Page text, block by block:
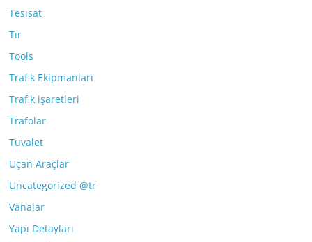
Tesisat
Tır
Tools
Trafik Ekipmanları
Trafik işaretleri
Trafolar
Tuvalet
Uçan Araçlar
Uncategorized @tr
Vanalar
Yapı Detayları